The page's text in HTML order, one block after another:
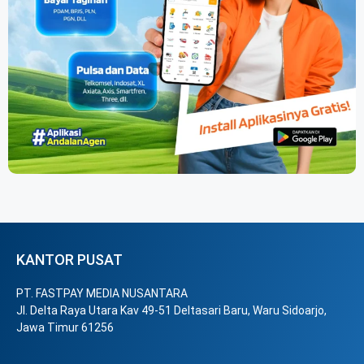
KANTOR PUSAT
PT. FASTPAY MEDIA NUSANTARA
Jl. Delta Raya Utara Kav 49-51 Deltasari Baru, Waru Sidoarjo,
Jawa Timur 61256